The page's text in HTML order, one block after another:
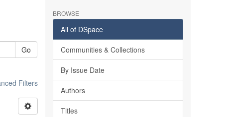
Go
Filters
BROWSE
All of DSpace
Communities & Collections
By Issue Date
Authors
Titles